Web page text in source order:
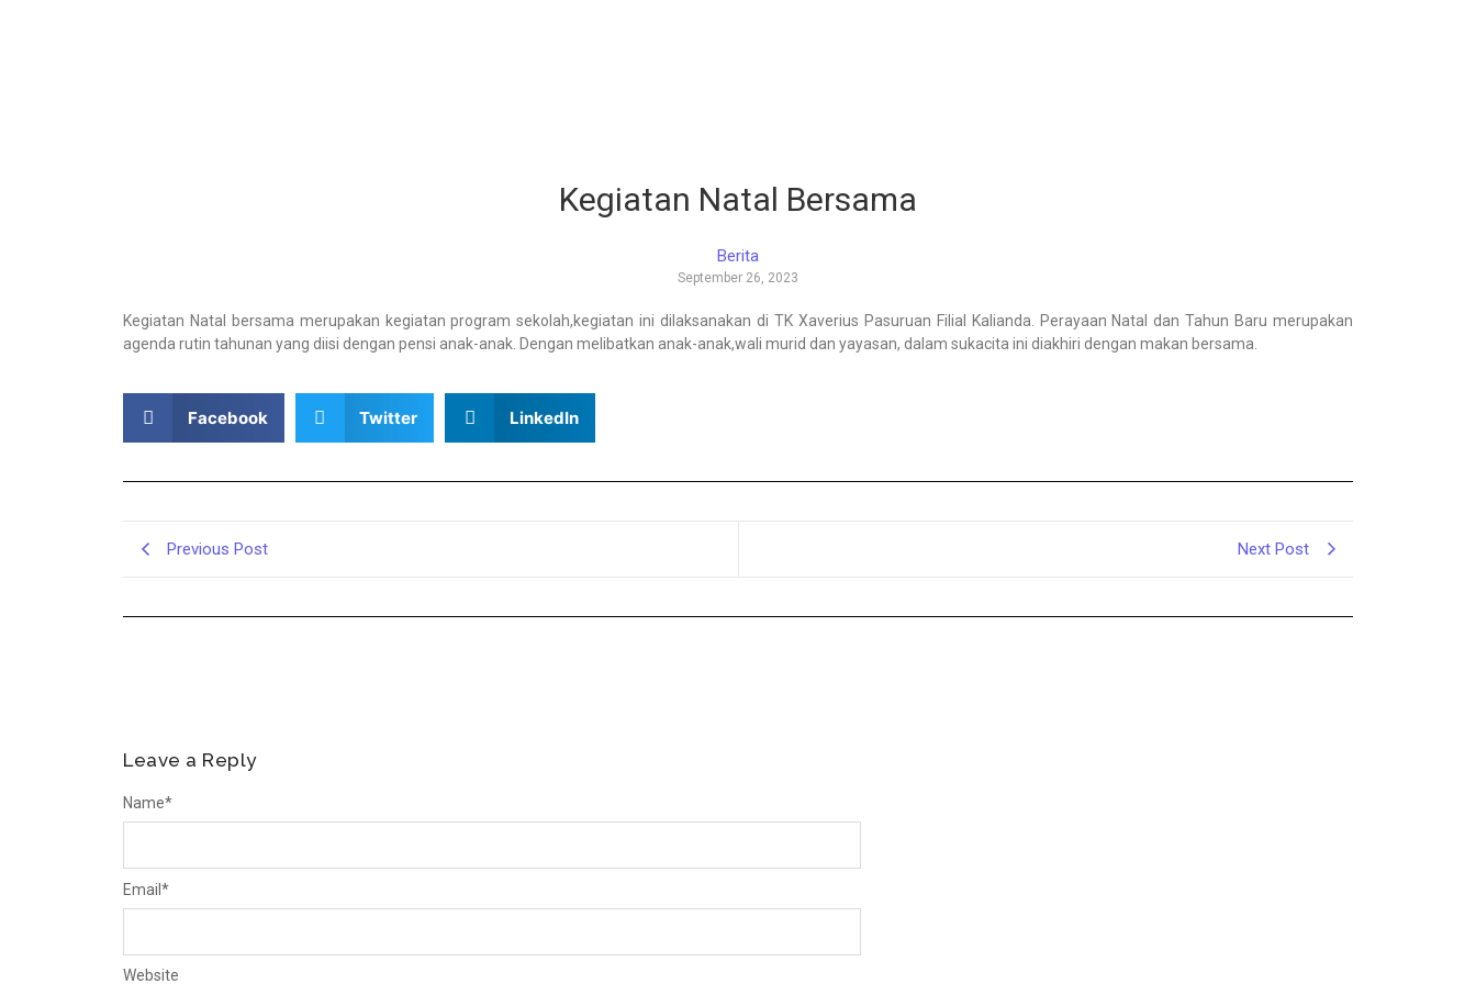
Kegiatan Natal Bersama
Berita
September 26, 2023
Kegiatan Natal bersama merupakan kegiatan program sekolah,kegiatan ini dilaksanakan di TK Xaverius Pasuruan Filial Kalianda. Perayaan Natal dan Tahun Baru merupakan
agenda rutin tahunan yang diisi dengan pensi anak-anak. Dengan melibatkan anak-anak,wali murid dan yayasan, dalam sukacita ini diakhiri dengan makan bersama.
Facebook Twitter LinkedIn
Previous Post Next Post
Leave a Reply
Name*
Email *
Website